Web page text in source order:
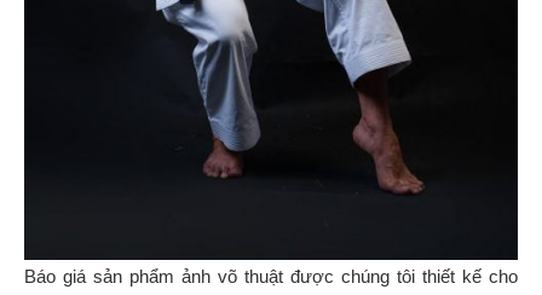
Báo giá sản phẩm ảnh võ thuật được chúng tôi thiết kế cho